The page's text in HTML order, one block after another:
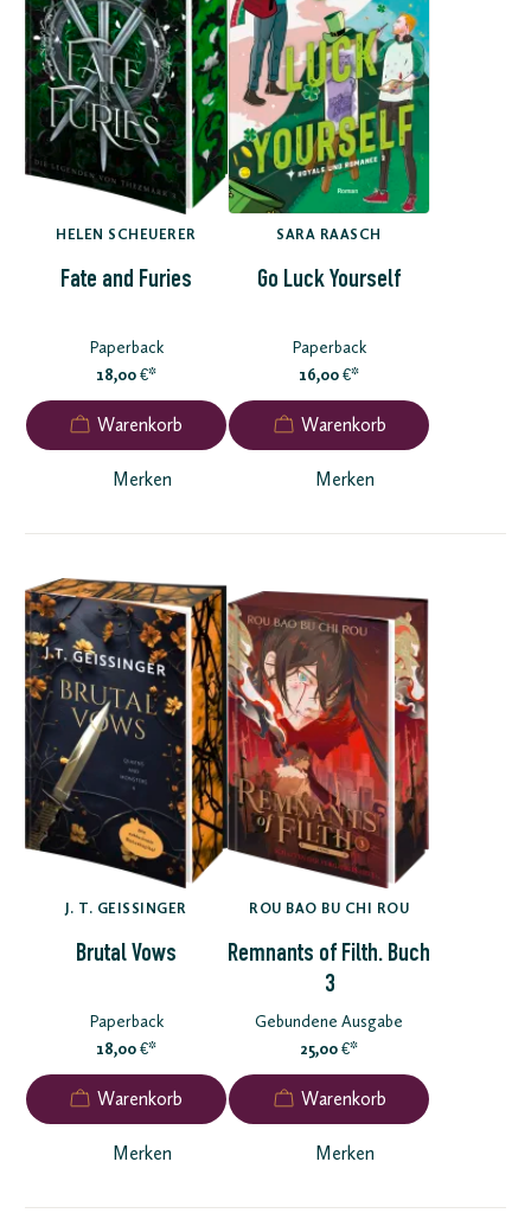
HELEN SCHEUERER
Fate and Furies
Paperback
18,00 €*
Merken
SARA RAASCH
Go Luck Yourself
Paperback
16,00€*
Merken
J. T. GEISSINGER
Brutal Vows
Paperback
18,00 €*
Merken
ROU BAO BU CHI ROU
Remnants of Filth. Buch
3
Gebundene Ausgabe
25,00€*
Merken